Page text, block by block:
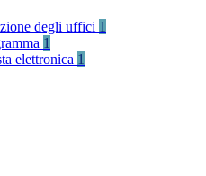
degli uffici 1
1
elettronica 1